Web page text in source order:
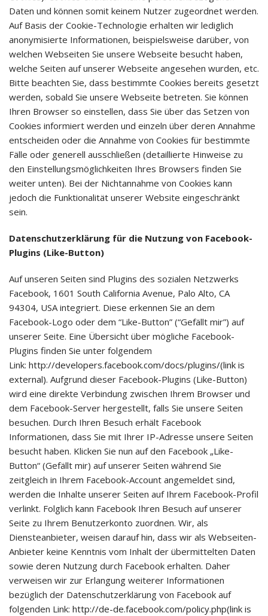
Daten und können somit keinem Nutzer zugeordnet werden.
Auf Basis der Cookie-Technologie erhalten wir lediglich
anonymisierte Informationen, beispielsweise darüber, von
welchen Webseiten Sie unsere Webseite besucht haben,
welche Seiten auf unserer Webseite angesehen wurden, etc.
Bitte beachten Sie, dass bestimmte Cookies bereits gesetzt
werden, sobald Sie unsere Webseite betreten. Sie können
Ihren Browser so einstellen, dass Sie über das Setzen von
Cookies informiert werden und einzeln über deren Annahme
entscheiden oder die Annahme von Cookies für bestimmte
Fälle oder generell ausschließen (detaillierte Hinweise zu
den Einstellungsmöglichkeiten Ihres Browsers finden Sie
weiter unten). Bei der Nichtannahme von Cookies kann
jedoch die Funktionalität unserer Website eingeschränkt
sein.
Datenschutzerklärung für die Nutzung von Facebook-
Plugins (Like-Button)
Auf unseren Seiten sind Plugins des sozialen Netzwerks
Facebook, 1601 South California Avenue, Palo Alto, CA
94304, USA integriert. Diese erkennen Sie an dem
Facebook-Logo oder dem “Like-Button” (“Gefällt mir”) auf
unserer Seite. Eine Übersicht über mögliche Facebook-
Plugins finden Sie unter folgendem
Link: http://developers.facebook.com/docs/plugins/(link is
external). Aufgrund dieser Facebook-Plugins (Like-Button)
wird eine direkte Verbindung zwischen Ihrem Browser und
dem Facebook-Server hergestellt, falls Sie unsere Seiten
besuchen. Durch Ihren Besuch erhält Facebook
Informationen, dass Sie mit Ihrer IP-Adresse unsere Seiten
besucht haben. Klicken Sie nun auf den Facebook „Like-
Button“ (Gefällt mir) auf unserer Seiten während Sie
zeitgleich in Ihrem Facebook-Account angemeldet sind,
werden die Inhalte unserer Seiten auf Ihrem Facebook-Profil
verlinkt. Folglich kann Facebook Ihren Besuch auf unserer
Seite zu Ihrem Benutzerkonto zuordnen. Wir, als
Diensteanbieter, weisen darauf hin, dass wir als Webseiten-
Anbieter keine Kenntnis vom Inhalt der übermittelten Daten
sowie deren Nutzung durch Facebook erhalten. Daher
verweisen wir zur Erlangung weiterer Informationen
bezüglich der Datenschutzerklärung von Facebook auf
folgenden Link: http://de-de.facebook.com/policy.php(link is